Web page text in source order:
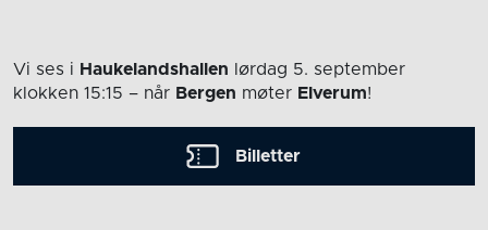
Vi ses i Haukelandshallen lørdag 5. september
klokken 15:15 – når Bergen møter Elverum!
Billetter